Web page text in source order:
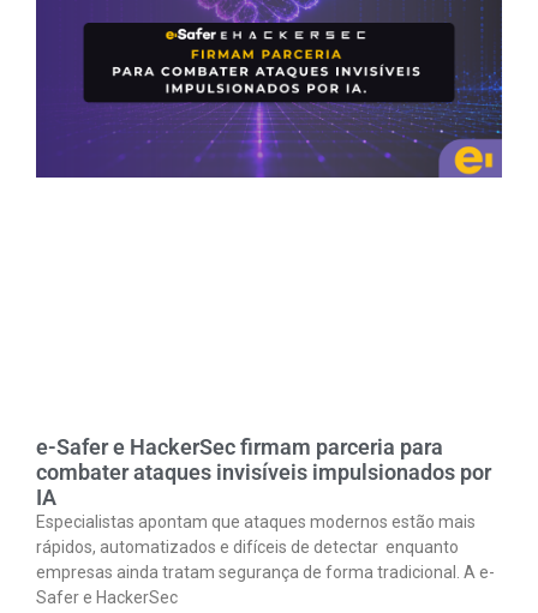
e-Safer e HackerSec firmam parceria para
combater ataques invisíveis impulsionados por
IA
Especialistas apontam que ataques modernos estão mais
rápidos, automatizados e difíceis de detectar enquanto
empresas ainda tratam segurança de forma tradicional. A e-
Safer e HackerSec